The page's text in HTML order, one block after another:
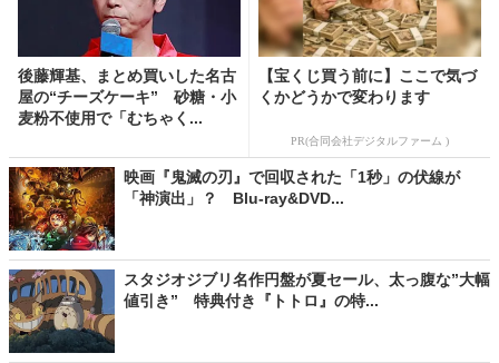
後藤輝基、まとめ買いした名古
屋の“チーズケーキ” 砂糖・小
麦粉不使用で「むちゃく...
【宝くじ買う前に】ここで気づ
くかどうかで変わります
PR(合同会社デジタルファーム )
映画『鬼滅の刃』で回収された「1秒」の伏線が
「神演出」？ Blu-ray&DVD...
スタジオジブリ名作円盤が夏セール、太っ腹な”大幅
値引き” 特典付き『トトロ』の特...